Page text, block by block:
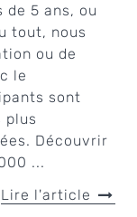
de 5 ans, ou
tout, nous
ou de
le
sont
plus
Découvrir
...
Lire l'article